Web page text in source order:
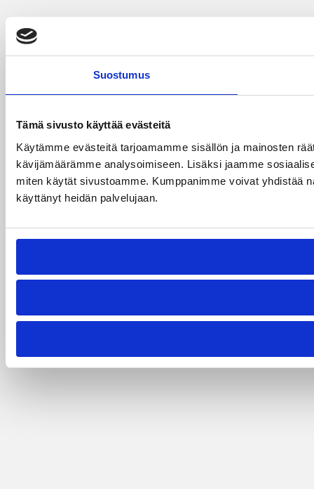
Suostumus
Tämä sivusto käyttää evästeitä
Käytämme evästeitä tarjoamamme sisällön ja mainosten
kävijämäärämme analysoimiseen. Lisäksi jaamme
miten käytät sivustoamme. Kumppanimme voivat yhdistää
käyttänyt heidän palvelujaan.